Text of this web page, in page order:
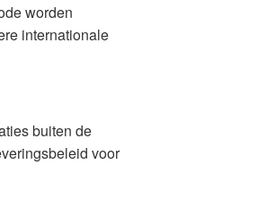
worden
internationale
buiten de
voor